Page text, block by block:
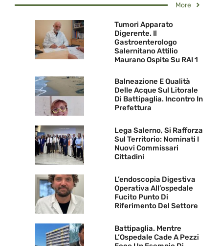
More
Tumori Apparato
Digerente. Il
Gastroenterologo
Salernitano Attilio
Maurano Ospite Su RAI 1
Balneazione E Qualità
Delle Acque Sul Litorale
Di Battipaglia. Incontro In
Prefettura
Lega Salerno, Si Rafforza
Sul Territorio: Nominati I
Nuovi Commissari
Cittadini
L’endoscopia Digestiva
Operativa All’ospedale
Fucito Punto Di
Riferimento Del Settore
Battipaglia. Mentre
L’Ospedale Cade A Pezzi